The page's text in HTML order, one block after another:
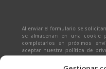
Al enviar el formulario se
se almacenan en una cookie
completarlos en próximos
aceptar nuestra política de
Ivan Zabalza | Finalidad:
Legitimación: Tu